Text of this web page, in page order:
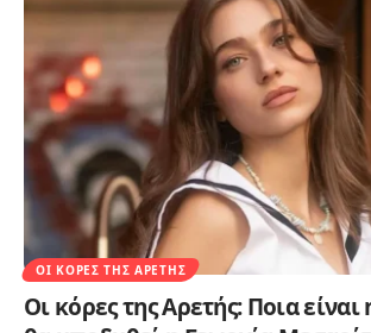
ΟΙ ΚΌΡΕΣ ΤΗΣ ΑΡΕΤΉΣ
Οι κόρες της Αρετής: Ποια